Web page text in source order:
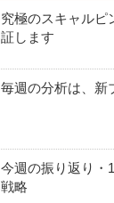
究極のスキャルピ
証します
毎週の分析は、新
今週の振り返り・
戦略